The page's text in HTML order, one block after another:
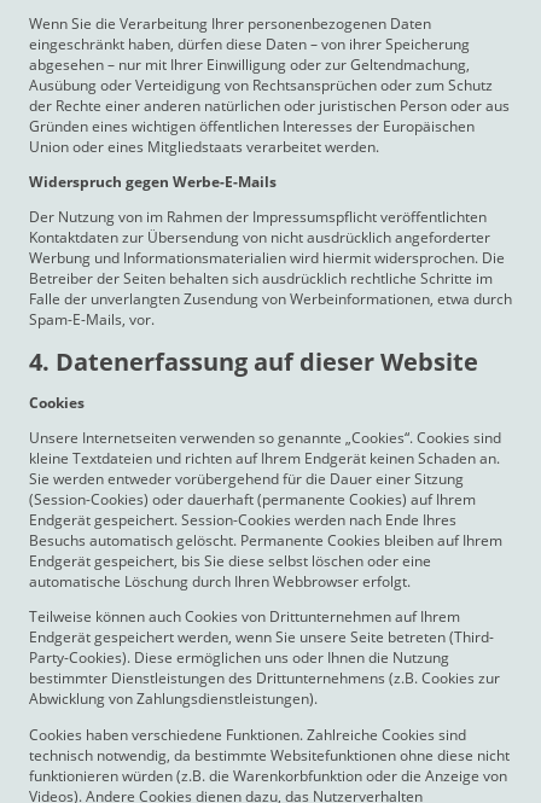
Wenn Sie die Verarbeitung Ihrer personenbezogenen Daten
eingeschränkt haben, dürfen diese Daten – von ihrer Speicherung
abgesehen – nur mit Ihrer Einwilligung oder zur Geltendmachung,
Ausübung oder Verteidigung von Rechtsansprüchen oder zum Schutz
der Rechte einer anderen natürlichen oder juristischen Person oder aus
Gründen eines wichtigen öffentlichen Interesses der Europäischen
Union oder eines Mitgliedstaats verarbeitet werden.
Widerspruch gegen Werbe-E-Mails
Der Nutzung von im Rahmen der Impressumspflicht veröffentlichten
Kontaktdaten zur Übersendung von nicht ausdrücklich angeforderter
Werbung und Informationsmaterialien wird hiermit widersprochen. Die
Betreiber der Seiten behalten sich ausdrücklich rechtliche Schritte im
Falle der unverlangten Zusendung von Werbeinformationen, etwa durch
Spam-E-Mails, vor.
4. Datenerfassung auf dieser Website
Cookies
Unsere Internetseiten verwenden so genannte „Cookies“. Cookies sind
kleine Textdateien und richten auf Ihrem Endgerät keinen Schaden an.
Sie werden entweder vorübergehend für die Dauer einer Sitzung
(Session-Cookies) oder dauerhaft (permanente Cookies) auf Ihrem
Endgerät gespeichert. Session-Cookies werden nach Ende Ihres
Besuchs automatisch gelöscht. Permanente Cookies bleiben auf Ihrem
Endgerät gespeichert, bis Sie diese selbst löschen oder eine
automatische Löschung durch Ihren Webbrowser erfolgt.
Teilweise können auch Cookies von Drittunternehmen auf Ihrem
Endgerät gespeichert werden, wenn Sie unsere Seite betreten (Third-
Party-Cookies). Diese ermöglichen uns oder Ihnen die Nutzung
bestimmter Dienstleistungen des Drittunternehmens (z.B. Cookies zur
Abwicklung von Zahlungsdienstleistungen).
Cookies haben verschiedene Funktionen. Zahlreiche Cookies sind
technisch notwendig, da bestimmte Websitefunktionen ohne diese nicht
funktionieren würden (z.B. die Warenkorbfunktion oder die Anzeige von
Videos). Andere Cookies dienen dazu, das Nutzerverhalten